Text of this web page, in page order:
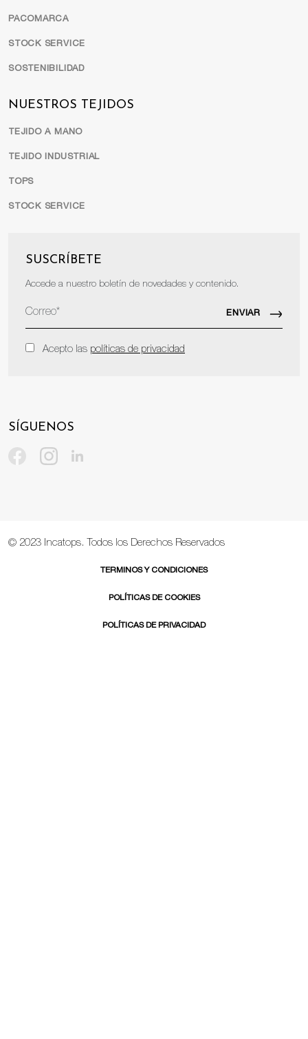
PACOMARCA
STOCK SERVICE
SOSTENIBILIDAD
NUESTROS TEJIDOS
TEJIDO A MANO
TEJIDO INDUSTRIAL
TOPS
STOCK SERVICE
SUSCRÍBETE
Accede a nuestro boletín de novedades y contenido.
Acepto las políticas de privacidad
SÍGUENOS
© 2023 Incatops. Todos los Derechos Reservados
TERMINOS Y CONDICIONES
POLÍTICAS DE COOKIES
POLÍTICAS DE PRIVACIDAD